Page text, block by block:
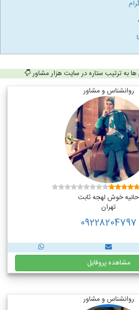
به ترتیب ستاره در سایت هزار مشاور
روانشناس و مشاور
حانیه خوش لهجه ثابت
تهران
09228204797
مشاهده پروفایل
روانشناس و مشاور